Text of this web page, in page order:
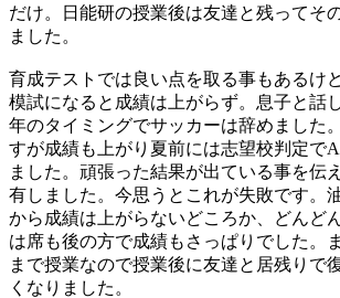
だけ。日能研の授業後は友達と残ってそ
ました。
育成テストでは良い点を取る事もあるけ
模試になると成績は上がらず。息子と話
年のタイミングでサッカーは辞めました
すが成績も上がり夏前には志望校判定で
ました。頑張った結果が出ている事を伝
有しました。今思うとこれが失敗です。
から成績は上がらないどころか、どんど
は席も後の方で成績もさっぱりでした。
まで授業なので授業後に友達と居残りで
くなりました。